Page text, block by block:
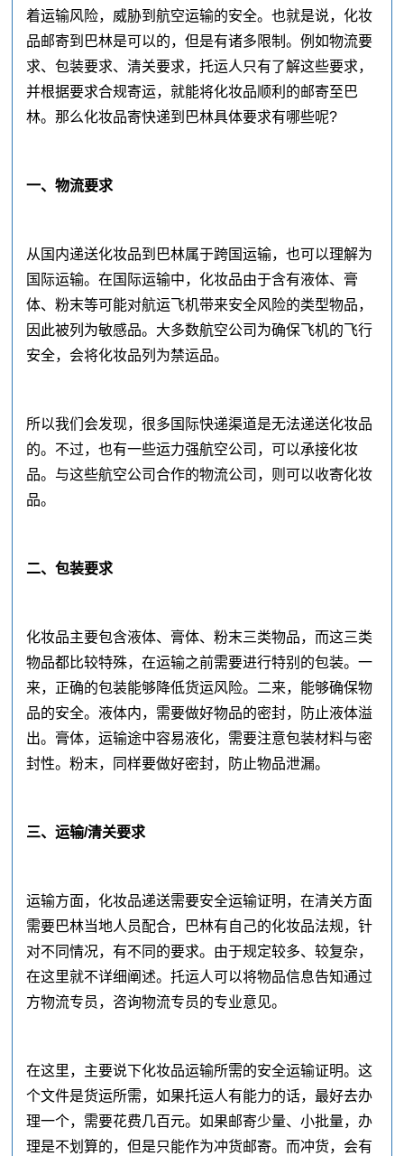
着运输风险，威胁到航空运输的安全。也就是说，化妆
品邮寄到巴林是可以的，但是有诸多限制。例如物流要
求、包装要求、清关要求，托运人只有了解这些要求，
并根据要求合规寄运，就能将化妆品顺利的邮寄至巴
林。那么化妆品寄快递到巴林具体要求有哪些呢?
一、物流要求
从国内递送化妆品到巴林属于跨国运输，也可以理解为
国际运输。在国际运输中，化妆品由于含有液体、膏
体、粉末等可能对航运飞机带来安全风险的类型物品，
因此被列为敏感品。大多数航空公司为确保飞机的飞行
安全，会将化妆品列为禁运品。
所以我们会发现，很多国际快递渠道是无法递送化妆品
的。不过，也有一些运力强航空公司，可以承接化妆
品。与这些航空公司合作的物流公司，则可以收寄化妆
品。
二、包装要求
化妆品主要包含液体、膏体、粉末三类物品，而这三类
物品都比较特殊，在运输之前需要进行特别的包装。一
来，正确的包装能够降低货运风险。二来，能够确保物
品的安全。液体内，需要做好物品的密封，防止液体溢
出。膏体，运输途中容易液化，需要注意包装材料与密
封性。粉末，同样要做好密封，防止物品泄漏。
三、运输/清关要求
运输方面，化妆品递送需要安全运输证明，在清关方面
需要巴林当地人员配合，巴林有自己的化妆品法规，针
对不同情况，有不同的要求。由于规定较多、较复杂，
在这里就不详细阐述。托运人可以将物品信息告知通过
方物流专员，咨询物流专员的专业意见。
在这里，主要说下化妆品运输所需的安全运输证明。这
个文件是货运所需，如果托运人有能力的话，最好去办
理一个，需要花费几百元。如果邮寄少量、小批量，办
理是不划算的，但是只能作为冲货邮寄。而冲货，会有